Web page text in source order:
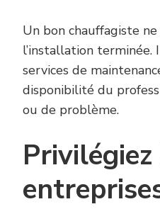
Un bon chauffagiste
l’installation terminée.
services de
disponibilité du
ou de problème.